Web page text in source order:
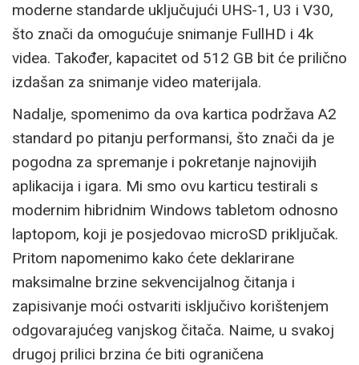
moderne standarde uključujući UHS-1, U3 i V30,
što znači da omogućuje snimanje FullHD i 4k
videa. Također, kapacitet od 512 GB bit će prilično
izdašan za snimanje video materijala.
Nadalje, spomenimo da ova kartica podržava A2
standard po pitanju performansi, što znači da je
pogodna za spremanje i pokretanje najnovijih
aplikacija i igara. Mi smo ovu karticu testirali s
modernim hibridnim Windows tabletom odnosno
laptopom, koji je posjedovao microSD priključak.
Pritom napomenimo kako ćete deklarirane
maksimalne brzine sekvencijalnog čitanja i
zapisivanje moći ostvariti isključivo korištenjem
odgovarajućeg vanjskog čitača. Naime, u svakoj
drugoj prilici brzina će biti ograničena